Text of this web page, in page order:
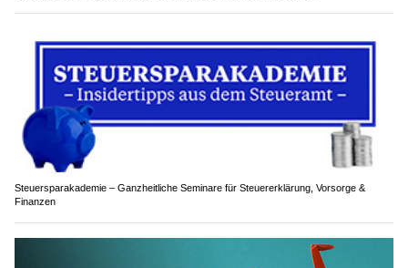
Steuersparakademie – Ganzheitliche Seminare für Steuererklärung, Vorsorge &
Finanzen